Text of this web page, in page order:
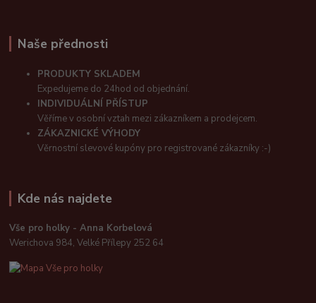
Naše přednosti
PRODUKTY SKLADEM
Expedujeme do 24hod od objednání.
INDIVIDUÁLNÍ PŘÍSTUP
Věříme v osobní vztah mezi zákazníkem a prodejcem.
ZÁKAZNICKÉ VÝHODY
Věrnostní slevové kupóny pro registrované zákazníky :-)
Kde nás najdete
Vše pro holky - Anna Korbelová
Werichova 984, Velké Přílepy 252 64